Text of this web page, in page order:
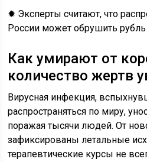
✹ Эксперты считают, что
России может обрушить рубль
Как умирают от
количество жертв
Вирусная инфекция,
распространяться по миру,
поражая тысячи людей. От
зафиксированы летальные
терапевтические курсы не